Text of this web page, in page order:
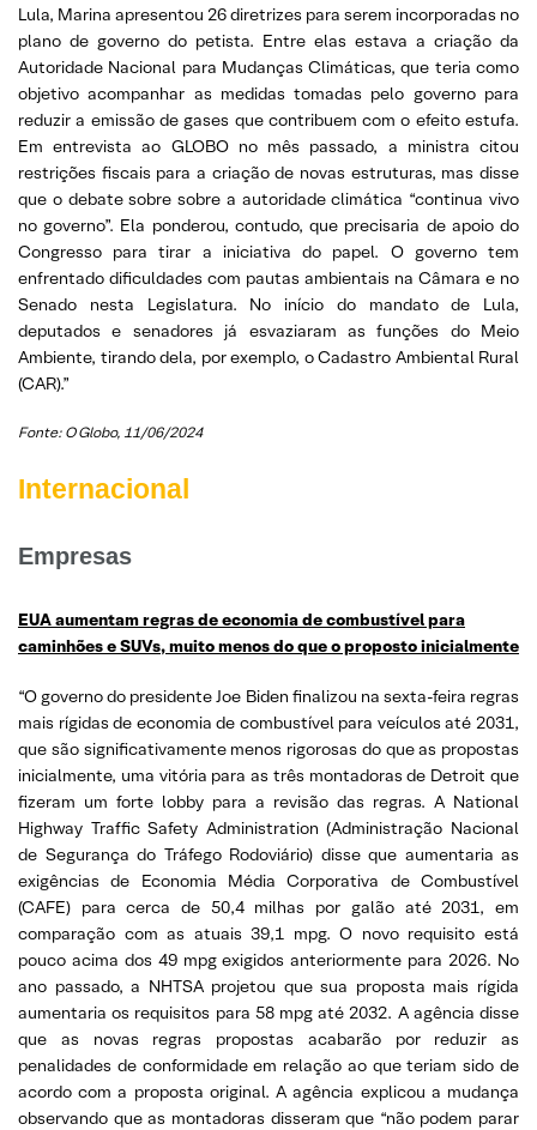
Lula, Marina apresentou 26 diretrizes para serem incorporadas no
plano de governo do petista. Entre elas estava a criação da
Autoridade Nacional para Mudanças Climáticas, que teria como
objetivo acompanhar as medidas tomadas pelo governo para
reduzir a emissão de gases que contribuem com o efeito estufa.
Em entrevista ao GLOBO no mês passado, a ministra citou
restrições fiscais para a criação de novas estruturas, mas disse
que o debate sobre sobre a autoridade climática “continua vivo
no governo”. Ela ponderou, contudo, que precisaria de apoio do
Congresso para tirar a iniciativa do papel. O governo tem
enfrentado dificuldades com pautas ambientais na Câmara e no
Senado nesta Legislatura. No início do mandato de Lula,
deputados e senadores já esvaziaram as funções do Meio
Ambiente, tirando dela, por exemplo, o Cadastro Ambiental Rural
(CAR).”
Fonte: O Globo, 11/06/2024
Internacional
Empresas
EUA aumentam regras de economia de combustível para
caminhões e SUVs, muito menos do que o proposto inicialmente
“O governo do presidente Joe Biden finalizou na sexta-feira regras
mais rígidas de economia de combustível para veículos até 2031,
que são significativamente menos rigorosas do que as propostas
inicialmente, uma vitória para as três montadoras de Detroit que
fizeram um forte lobby para a revisão das regras. A National
Highway Traffic Safety Administration (Administração Nacional
de Segurança do Tráfego Rodoviário) disse que aumentaria as
exigências de Economia Média Corporativa de Combustível
(CAFE) para cerca de 50,4 milhas por galão até 2031, em
comparação com as atuais 39,1 mpg. O novo requisito está
pouco acima dos 49 mpg exigidos anteriormente para 2026. No
ano passado, a NHTSA projetou que sua proposta mais rígida
aumentaria os requisitos para 58 mpg até 2032. A agência disse
que as novas regras propostas acabarão por reduzir as
penalidades de conformidade em relação ao que teriam sido de
acordo com a proposta original. A agência explicou a mudança
observando que as montadoras disseram que “não podem parar